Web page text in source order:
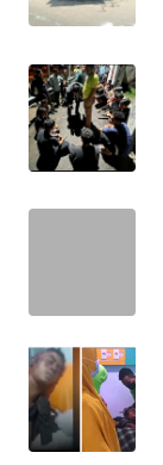
SULTRA
WN
NTB
WN
BABEL
WN
SUMBAR